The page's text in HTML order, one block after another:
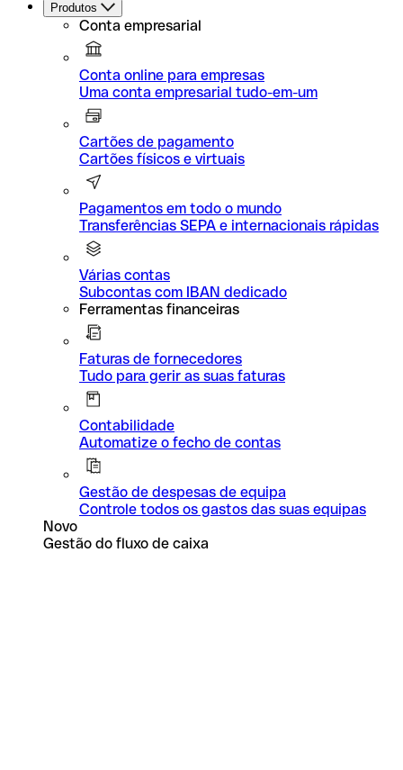
Produtos
Conta empresarial
Conta online para empresas
Uma conta empresarial tudo-em-um
Cartões de pagamento
Cartões físicos e virtuais
Pagamentos em todo o mundo
Transferências SEPA e internacionais rápidas
Várias contas
Subcontas com IBAN dedicado
Ferramentas financeiras
Faturas de fornecedores
Tudo para gerir as suas faturas
Contabilidade
Automatize o fecho de contas
Gestão de despesas de equipa
Controle todos os gastos das suas equipas
Novo
Gestão do fluxo de caixa